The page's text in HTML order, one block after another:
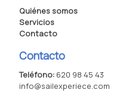
Quiénes somos
Servicios
Contacto
Contacto
Teléfono: 620 98 45 43
info@sailexperiece.com